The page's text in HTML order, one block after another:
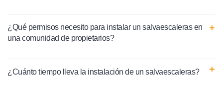
¿Qué permisos necesito para instalar un salvaescaleras en
una comunidad de propietarios?
¿Cuánto tiempo lleva la instalación de un salvaescaleras?